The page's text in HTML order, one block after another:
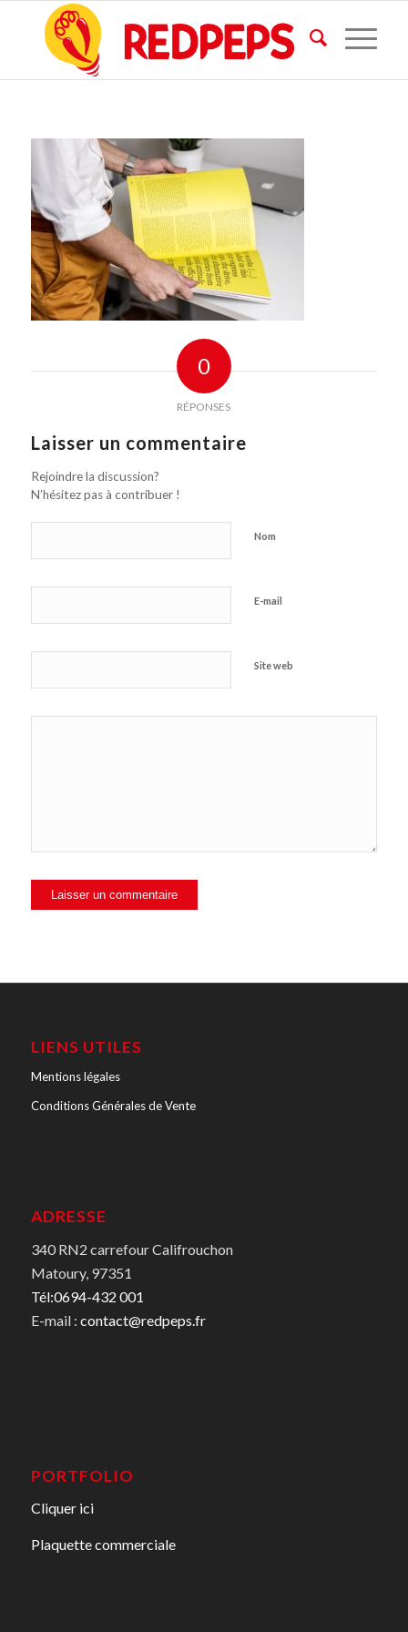
0
RÉPONSES
Laisser un commentaire
Rejoindre la discussion?
N’hésitez pas à contribuer !
Nom
E-mail
Site web
LIENS UTILES
Mentions légales
Conditions Générales de Vente
ADRESSE
340 RN2 carrefour Califrouchon
Matoury, 97351
Tél:0694-432 001
E-mail : contact@redpeps.fr
PORTFOLIO
Cliquer ici
Plaquette commerciale